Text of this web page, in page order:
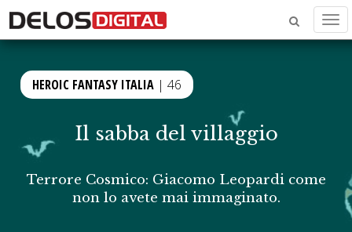
HEROIC FANTASY ITALIA | 46
Il sabba del villaggio
Terrore Cosmico: Giacomo Leopardi come
non lo avete mai immaginato.